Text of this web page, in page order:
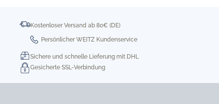
Kostenloser Versand ab 80€ (DE)
Persönlicher WEITZ Kundenservice
Sichere und schnelle Lieferung mit DHL
Gesicherte SSL-Verbindung